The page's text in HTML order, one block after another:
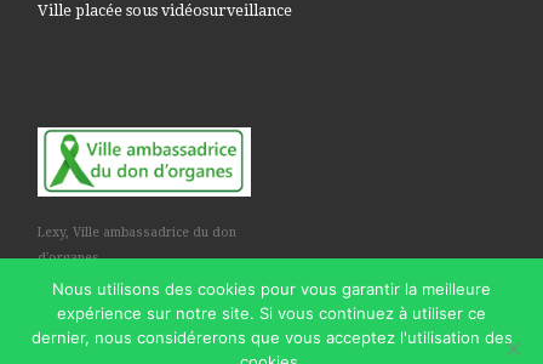
Ville placée sous vidéosurveillance
Lexy, Ville ambassadrice du don
d'organes
Nous utilisons des cookies pour vous garantir la meilleure
expérience sur notre site. Si vous continuez à utiliser ce
dernier, nous considérerons que vous acceptez l'utilisation des